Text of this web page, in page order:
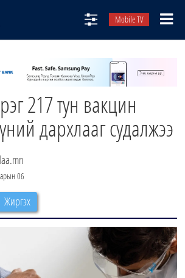
Mobile TV
217 тун вакцин
дархлааг судалжээ
06
Жиргэх